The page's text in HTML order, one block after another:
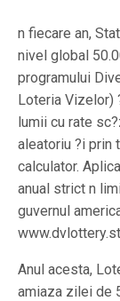
n fiecare an,
nivel global
programului
Loteria Vizelor)
lumii cu rate
aleatoriu ?i prin
calculator.
anual strict n
guvernul
Anul acesta,
amiaza zilei de